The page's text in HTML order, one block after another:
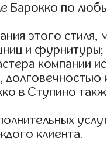
Барокко по
этого
и фурнитуры;
компании
в Ступино
клиента.